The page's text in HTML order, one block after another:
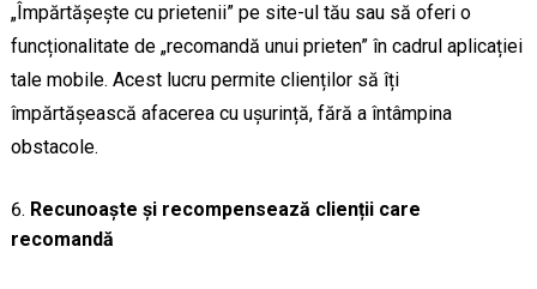
„Împărtășește cu prietenii” pe site-ul tău sau să oferi o
funcționalitate de „recomandă unui prieten” în cadrul aplicației
tale mobile. Acest lucru permite clienților să îți
împărtășească afacerea cu ușurință, fără a întâmpina
obstacole.
Recunoaște și recompensează clienții care
recomandă